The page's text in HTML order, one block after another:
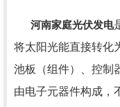
河南家庭光伏发电
将太阳光能直接转化
池板（组件）、控制
由电子元器件构成，